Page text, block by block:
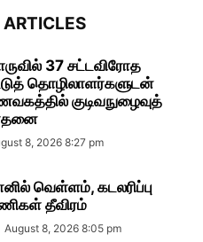
37 சட்டவிரோத
தொழிலாளர்களுடன்
குடிவநுழைவுத்
8, 2026 8:27 pm
வெள்ளம், கடலரிப்பு
தீவிரம்
August 8, 2026 8:05 pm